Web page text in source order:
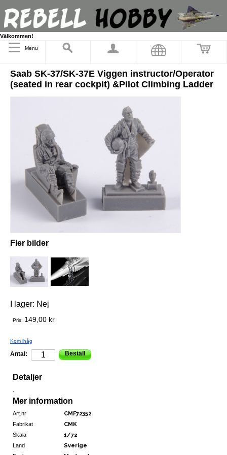
Välkommen!
Menu
Saab SK-37/SK-37E Viggen instructor/Operator
(seated in rear cockpit) &Pilot Climbing Ladder
Fler bilder
I lager: Nej
Pris: 149,00 kr
Kom ihåg
Antal: Beställ
Detaljer
.
Mer information
Art.nr CMF72352
Fabrikat CMK
Skala 1/72
Land Sverige